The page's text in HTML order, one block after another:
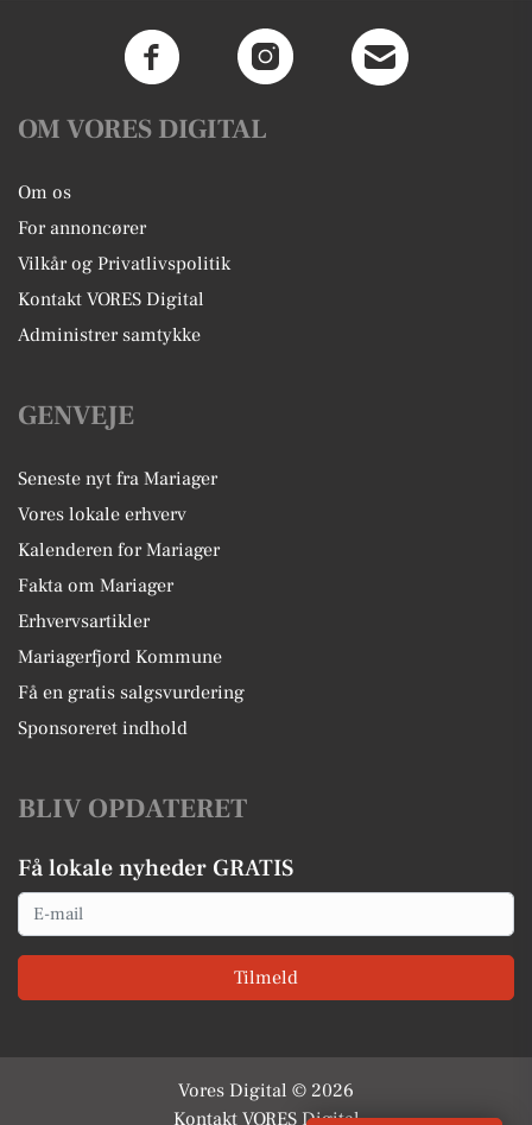
OM VORES DIGITAL
Om os
For annoncører
Vilkår og Privatlivspolitik
Kontakt VORES Digital
Administrer samtykke
GENVEJE
Seneste nyt fra Mariager
Vores lokale erhverv
Kalenderen for Mariager
Fakta om Mariager
Erhvervsartikler
Mariagerfjord Kommune
Få en gratis salgsvurdering
Sponsoreret indhold
BLIV OPDATERET
Få lokale nyheder GRATIS
Email
Tilmeld
Vores Digital © 2026
Kontakt VORES Digital